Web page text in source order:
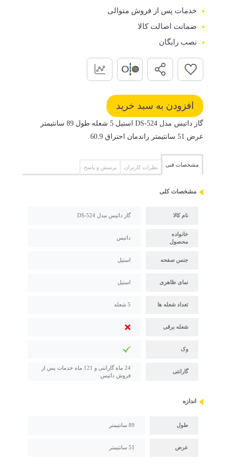
خدمات پس از فروش متوالی
ضمانت اصالت کالا
نصب رایگان
گاز داتیس مدل DS-524 استیل 5 شعله طول 89 سانتیمتر
عرض 51 سانتیمتر راندمان احتراق 60.9
مشخصات فنی نظرات کاربران پرسش و پاسخ
مشخصات کلی
نام کالا گاز داتیس مدل DS-524
خانواده
محصول
داتیس
جنس صفحه استیل
نمای ظاهری استیل
تعداد شعله ها 5 شعله
شعله برقی
وک
گارانتی
24 ماه گارانتی و 121 ماه خدمات پس از
فروش داتیس
اندازه
طول 89 سانتیمتر
عرض 51 سانتیمتر